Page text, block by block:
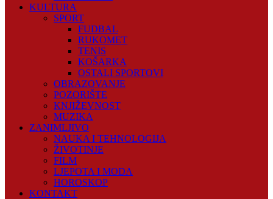
KULTURA
SPORT
FUDBAL
RUKOMET
TENIS
KOŠARKA
OSTALI SPORTOVI
OBRAZOVANJE
POZORIŠTE
KNJIŽEVNOST
MUZIKA
ZANIMLJIVO
NAUKA I TEHNOLOGIJA
ŽIVOTINJE
FILM
LJEPOTA I MODA
HOROSKOP
KONTAKT